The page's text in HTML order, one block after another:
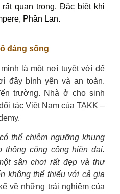
quan trọng. Đặc biệt khi
Phần Lan.
đáng sống
là một nơi tuyệt vời để
đây bình yên và an toàn.
trường. Nhà ở cho sinh
tác Việt Nam của TAKK –
thể chiêm ngưỡng khung
thông công cộng hiện đại.
sân chơi rất đẹp và thư
không thể thiếu với cả gia
về những trải nghiệm của